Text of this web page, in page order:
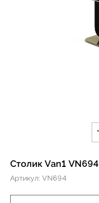
Столик Van1 VN694
Артикул: VN694